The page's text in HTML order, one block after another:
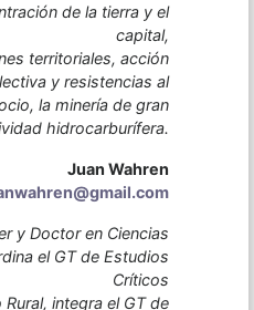
de la tierra y el
capital,
territoriales, acción
y resistencias al
la minería de gran
hidrocarburífera.
Juan Wahren
y Doctor en Ciencias
el GT de Estudios
Críticos
Rural, integra el GT de